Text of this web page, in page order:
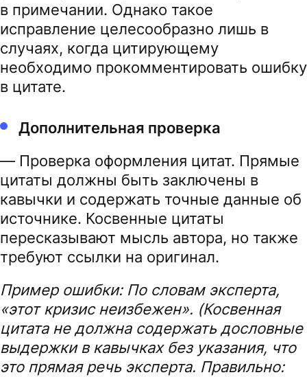
в примечании. Однако такое
исправление целесообразно лишь в
случаях, когда цитирующему
необходимо прокомментировать ошибку
в цитате.
Дополнительная проверка
— Проверка оформления цитат. Прямые
цитаты должны быть заключены в
кавычки и содержать точные данные об
источнике. Косвенные цитаты
пересказывают мысль автора, но также
требуют ссылки на оригинал.
Пример ошибки: По словам эксперта,
«этот кризис неизбежен». (Косвенная
цитата не должна содержать дословные
выдержки в кавычках без указания, что
это прямая речь эксперта. Правильно: